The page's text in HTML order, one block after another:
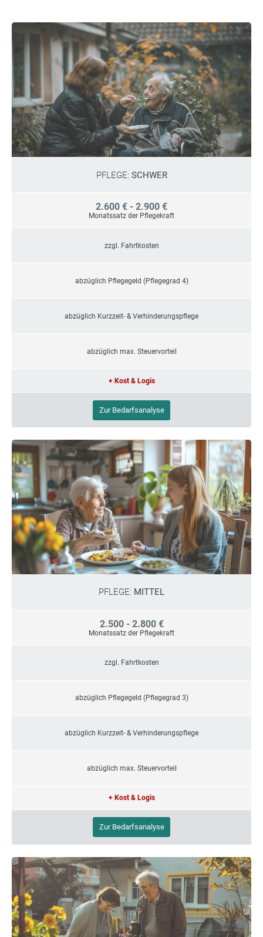
PFLEGE: SCHWER
2.600 € - 2.900 €
Monatssatz der Pflegekraft
zzgl. Fahrtkosten
abzüglich Pflegegeld (Pflegegrad 4)
abzüglich Kurzzeit- & Verhinderungspflege
abzüglich max. Steuervorteil
+ Kost & Logis
Zur Bedarfsanalyse
PFLEGE: MITTEL
2.500 - 2.800 €
Monatssatz der Pflegekraft
zzgl. Fahrtkosten
abzüglich Pflegegeld (Pflegegrad 3)
abzüglich Kurzzeit- & Verhinderungspflege
abzüglich max. Steuervorteil
+ Kost & Logis
Zur Bedarfsanalyse